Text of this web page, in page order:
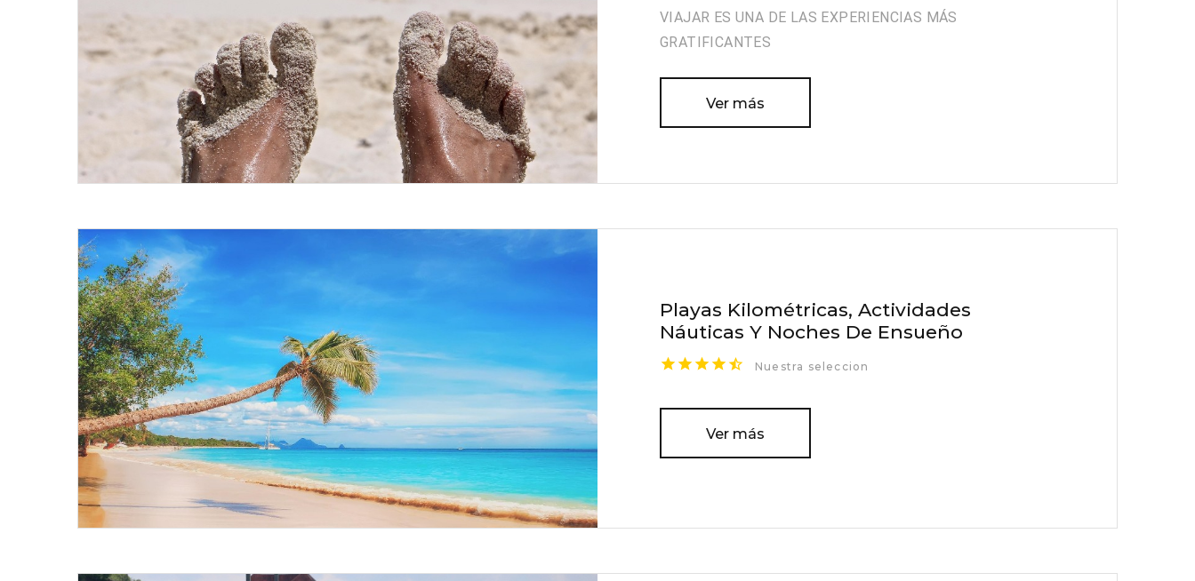
VIAJAR ES UNA DE LAS EXPERIENCIAS MÁS
GRATIFICANTES
Ver más
Playas Kilométricas, Actividades
Náuticas Y Noches De Ensueño
Nuestra seleccion
Ver más